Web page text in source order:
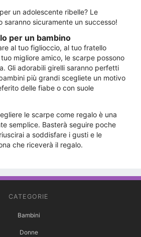
un adolescente ribelle? Le
saranno sicuramente un successo!
per un bambino
al tuo figlioccio, al tuo fratello
migliore amico, le scarpe possono
Gli adorabili girelli saranno perfetti
più grandi scegliete un motivo
delle fiabe o con suole
le scarpe come regalo è una
semplice. Basterà seguire poche
a soddisfare i gusti e le
che riceverà il regalo.
CATEGORIE
Bambini
Donne